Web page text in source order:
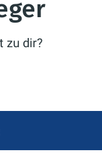
zu dir?